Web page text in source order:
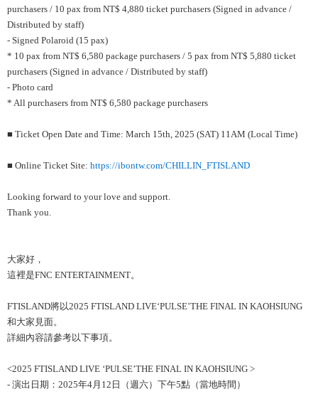
purchasers / 10 pax from NT$ 4,880 ticket purchasers (Signed in advance /
Distributed by staff)
- Signed Polaroid (15 pax)
* 10 pax from NT$ 6,580 package purchasers / 5 pax from NT$ 5,880 ticket
purchasers (Signed in advance / Distributed by staff)
- Photo card
* All purchasers from NT$ 6,580 package purchasers
■ Ticket Open Date and Time: March 15th, 2025 (SAT) 11AM (Local Time)
■ Online Ticket Site: https://ibontw.com/CHILLIN_FTISLAND
Looking forward to your love and support.
Thank you.
大家好，
這裡是FNC ENTERTAINMENT。
FTISLAND將以2025 FTISLAND LIVE‘PULSE’THE FINAL IN KAOHSIUNG
和大家見面。
詳細內容請參考以下事項。
<2025 FTISLAND LIVE ‘PULSE’THE FINAL IN KAOHSIUNG >
- 演出日期：2025年4月12日（週六）下午5點（當地時間）